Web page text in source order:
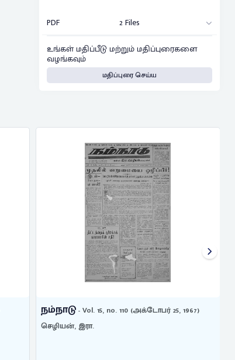
PDF 2 Files
உங்கள் மதிப்பீடு மற்றும் மதிப்புரைகளை
வழங்கவும்
மதிப்புரை செய்ய
நம்நாடு- Vol. 15, no. 110 (அக்டோபர் 25, 1967)
செழியன், இரா.